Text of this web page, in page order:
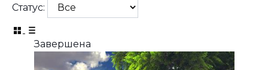
Статус:
Завершена